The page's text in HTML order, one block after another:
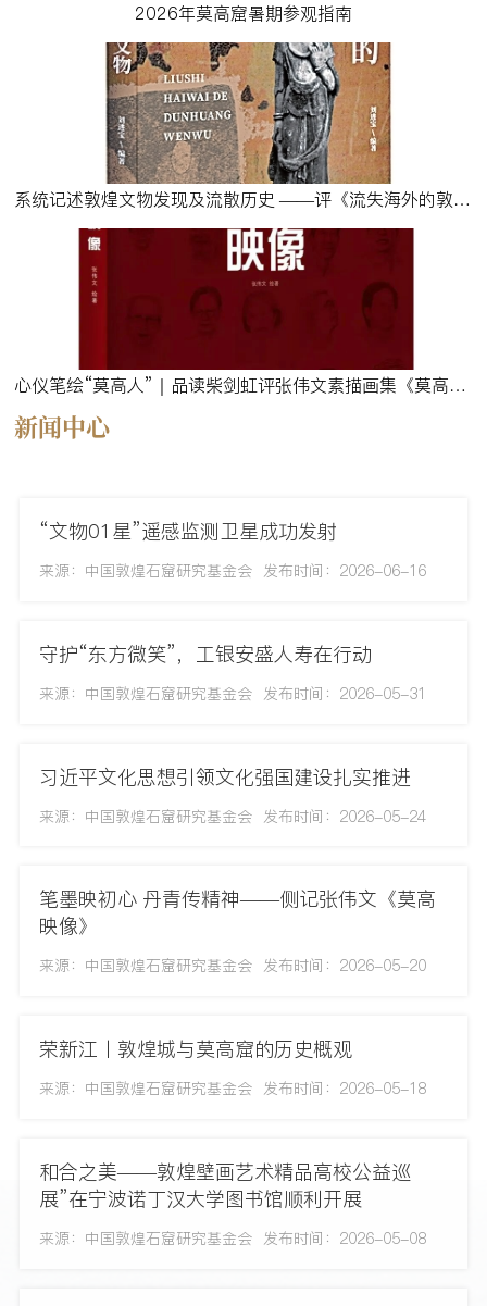
2026年莫高窟暑期参观指南
系统记述敦煌文物发现及流散历史 ——评《流失海外的敦煌文物》
心仪笔绘“莫高人”｜品读柴剑虹评张伟文素描画集《莫高映像》
新闻中心
“文物01星”遥感监测卫星成功发射
来源：中国敦煌石窟研究基金会 发布时间：2026-06-16
守护“东方微笑”，工银安盛人寿在行动
来源：中国敦煌石窟研究基金会 发布时间：2026-05-31
习近平文化思想引领文化强国建设扎实推进
来源：中国敦煌石窟研究基金会 发布时间：2026-05-24
笔墨映初心 丹青传精神——侧记张伟文《莫高
映像》
来源：中国敦煌石窟研究基金会 发布时间：2026-05-20
荣新江丨敦煌城与莫高窟的历史概观
来源：中国敦煌石窟研究基金会 发布时间：2026-05-18
和合之美——敦煌壁画艺术精品高校公益巡
展”在宁波诺丁汉大学图书馆顺利开展
来源：中国敦煌石窟研究基金会 发布时间：2026-05-08